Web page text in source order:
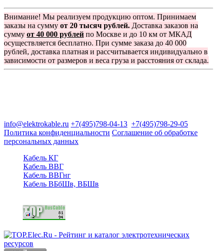
Внимание! Мы реализуем продукцию оптом. Принимаем
заказы на сумму от 20 тысяч рублей. Доставка заказов на
сумму от 40 000 рублей по Москве и до 10 км от МКАД
осуществляется бесплатно. При сумме заказа до 40 000
рублей, доставка платная и рассчитывается индивидуально в
зависимости от размеров и веса груза и расстояния от склада.
info@elektrokable.ru +7(495)798-04-13 +7(495)798-29-05
Политика конфиденциальности Соглашение об обработке
персональных данных
Кабель КГ
Кабель ВВГ
Кабель ВВГнг
Кабель ВБбШв, ВБШв